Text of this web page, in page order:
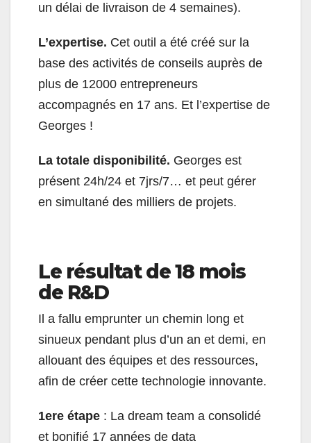
un délai de livraison de 4 semaines).
L’expertise. Cet outil a été créé sur la
base des activités de conseils auprès de
plus de 12000 entrepreneurs
accompagnés en 17 ans. Et l’expertise de
Georges !
La totale disponibilité. Georges est
présent 24h/24 et 7jrs/7… et peut gérer
en simultané des milliers de projets.
Le résultat de 18 mois
de R&D
Il a fallu emprunter un chemin long et
sinueux pendant plus d’un an et demi, en
allouant des équipes et des ressources,
afin de créer cette technologie innovante.
1ere étape : La dream team a consolidé
et bonifié 17 années de data